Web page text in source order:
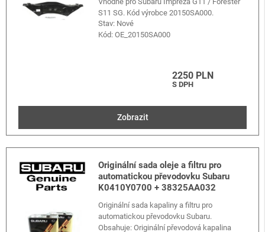
S11 SG. Kód výrobce 20150SA000.
Stav: Nové
Kód:OE_20150SA000
2250 PLN
S DPH
Zobrazit
Originální sada oleje a filtru pro
automatickou převodovku Subaru
K0410Y0700 + 38325AA032
Originální sada kapaliny a filtru pro
automatickou převodovku Subaru.
Obsahuje: Originální převodová kapalina